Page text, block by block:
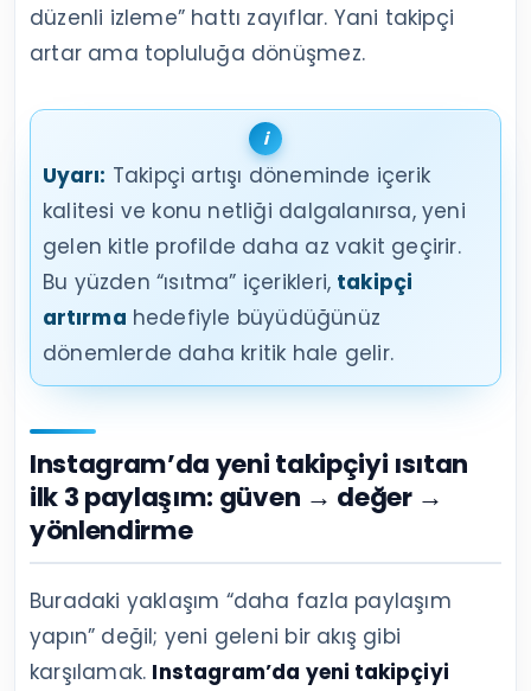
düzenli izleme” hattı zayıflar. Yani takipçi
artar ama topluluğa dönüşmez.
Uyarı: Takipçi artışı döneminde içerik
kalitesi ve konu netliği dalgalanırsa, yeni
gelen kitle profilde daha az vakit geçirir.
Bu yüzden “ısıtma” içerikleri, takipçi
artırma hedefiyle büyüdüğünüz
dönemlerde daha kritik hale gelir.
Instagram’da yeni takipçiyi ısıtan
ilk 3 paylaşım: güven → değer →
yönlendirme
Buradaki yaklaşım “daha fazla paylaşım
yapın” değil; yeni geleni bir akış gibi
karşılamak. Instagram’da yeni takipçiyi